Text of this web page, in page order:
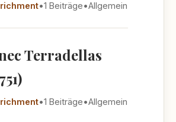
•1 Beiträge•Allgemein
Terradellas
•1 Beiträge•Allgemein